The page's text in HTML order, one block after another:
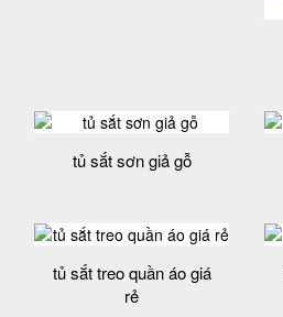
tủ sắt sơn giả gỗ
tủ sắt treo quần áo giá
rẻ